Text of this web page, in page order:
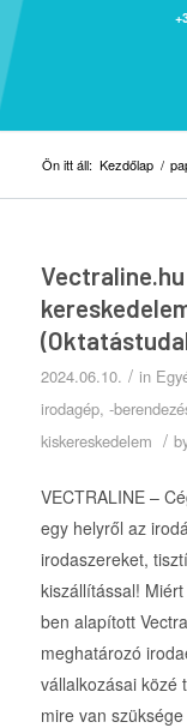
Ön itt áll: Kezdőlap /
2024.06.10. / in
irodagép, -
kiskereskedelem /
VECTRALINE –
egy helyről az
irodaszereket,
kiszállítással!
ben alapított
meghatározó
vállalkozásai közé
mire van